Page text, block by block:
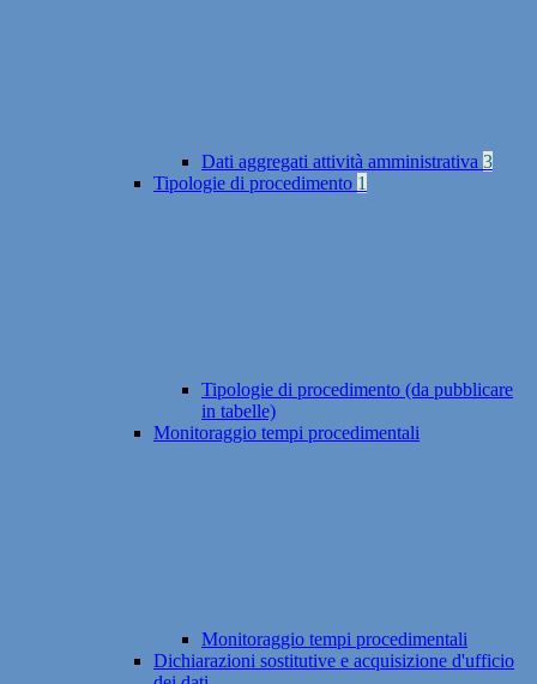
Dati aggregati attività amministrativa 3
Tipologie di procedimento 1
Tipologie di procedimento (da pubblicare
in tabelle)
Monitoraggio tempi procedimentali
Monitoraggio tempi procedimentali
Dichiarazioni sostitutive e acquisizione d'ufficio